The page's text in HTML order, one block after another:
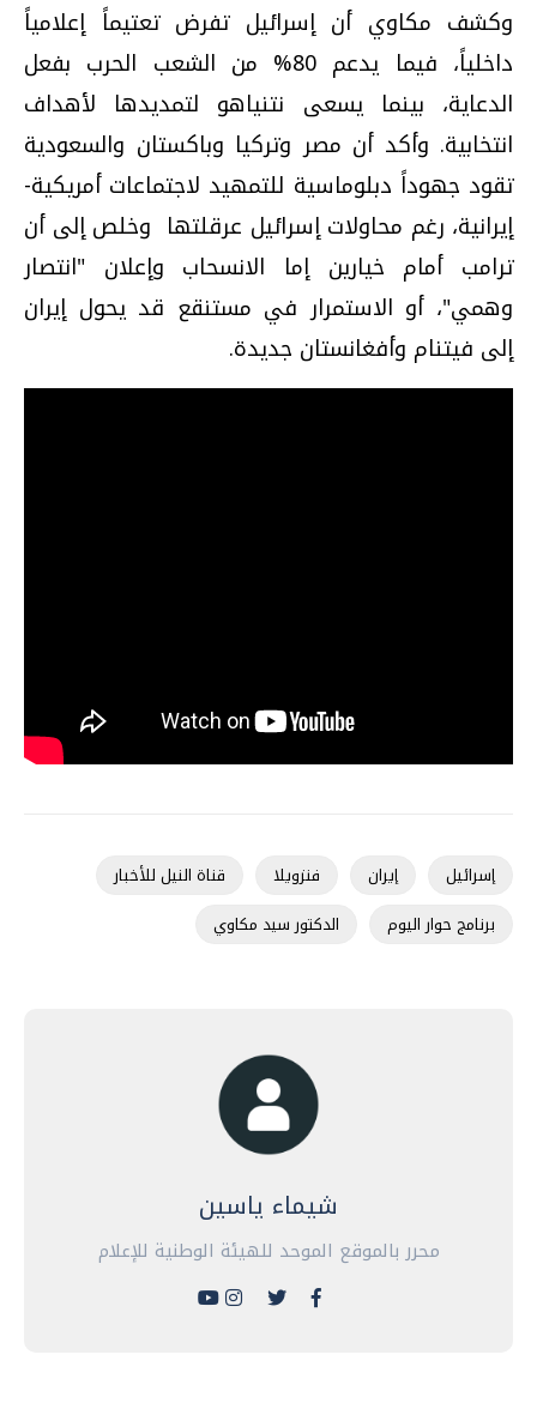
وكشف مكاوي أن إسرائيل تفرض تعتيماً إعلامياً
داخلياً، فيما يدعم 80% من الشعب الحرب بفعل
الدعاية، بينما يسعى نتنياهو لتمديدها لأهداف
انتخابية. وأكد أن مصر وتركيا وباكستان والسعودية
تقود جهوداً دبلوماسية للتمهيد لاجتماعات أمريكية-
إيرانية، رغم محاولات إسرائيل عرقلتها وخلص إلى أن
ترامب أمام خيارين إما الانسحاب وإعلان "انتصار
وهمي"، أو الاستمرار في مستنقع قد يحول إيران
إلى فيتنام وأفغانستان جديدة.
إسرائيل إيران فنزويلا
قناة النيل للأخبار
برنامج حوار اليوم
الدكتور سيد مكاوي
شيماء ياسين
محرر بالموقع الموحد للهيئة الوطنية للإعلام